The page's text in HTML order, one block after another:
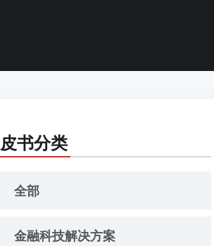
皮书分类
全部
金融科技解决方案